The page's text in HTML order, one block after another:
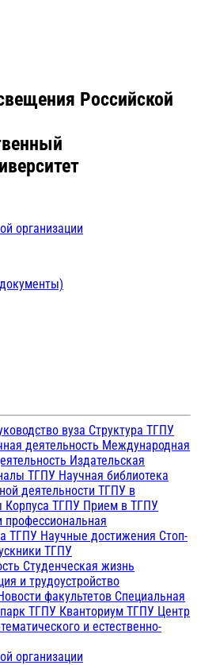
Российской
организации
вуза Структура ТГПУ
деятельность Международная
Издательская
ТГПУ Научная библиотека
деятельности ТГПУ в
Корпуса ТГПУ Прием в ТГПУ
ТГПУ Научные достижения Стоп-
ТГПУ
Студенческая жизнь
и трудоустройство
факультетов Специальная
ТГПУ Кванториум ТГПУ Центр
и естественно-
организации